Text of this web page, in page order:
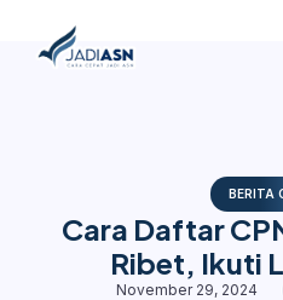
BERITA
Cara Daftar
Ribet, Ikuti
November 29, 2024